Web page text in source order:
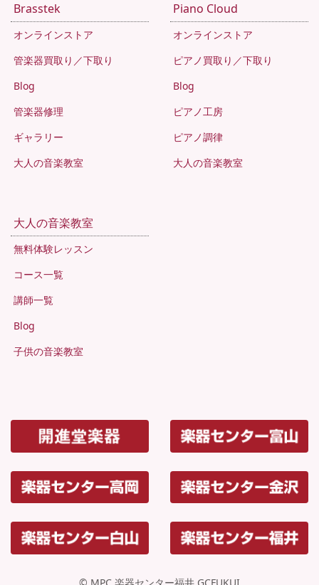
Brasstek
オンラインストア
管楽器買取り／下取り
Blog
管楽器修理
ギャラリー
大人の音楽教室
Piano Cloud
オンラインストア
ピアノ買取り／下取り
Blog
ピアノ工房
ピアノ調律
大人の音楽教室
大人の音楽教室
無料体験レッスン
コース一覧
講師一覧
Blog
子供の音楽教室